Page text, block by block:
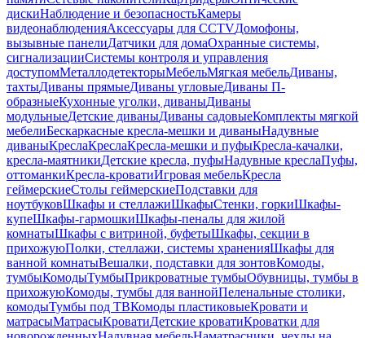
дискиНаблюдение и безопасностьКамеры
видеонаблюденияАксессуары для CCTVДомофоны,
вызывные панелиДатчики для домаОхранные системы,
сигнализацииСистемы контроля и управления
доступомМеталлодетекторыМебельМягкая мебельДиваны,
тахтыДиваны прямыеДиваны угловыеДиваны П-
образныеКухонные уголки, диваныДиваны
модульныеДетские диваныДиваны садовыеКомплекты мягкой
мебелиБескаркасные кресла-мешки и диваныНадувные
диваныКреслаКреслаКресла-мешки и пуфыКресла-качалки,
кресла-маятникиДетские кресла, пуфыНадувные креслаПуфы,
оттоманкиКресла-кроватиИгровая мебельКресла
геймерскиеСтолы геймерскиеПодставки для
ноутбуковШкафы и стеллажиШкафыСтенки, горкиШкафы-
купеШкафы-гармошкиШкафы-пеналы для жилой
комнатыШкафы с витриной, буфетыШкафы, секции в
прихожуюПолки, стеллажи, системы храненияШкафы для
ванной комнатыВешалки, подставки для зонтовКомоды,
тумбыКомодыТумбыПрикроватные тумбыОбувницы, тумбы в
прихожуюКомоды, тумбы для ваннойПеленальные столики,
комодыТумбы под ТВКомоды пластиковыеКровати и
матрасыМатрасыКроватиДетские кроватиКроватки для